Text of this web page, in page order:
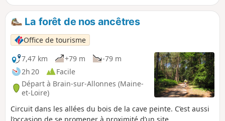
baïonnettes. Chemins de halage enherbés ou empierrés le
long du Thouet et du Canal de la Dive.
La forêt de nos ancêtres
Office de tourisme
7,47 km
+79 m
-79 m
2h 20
Facile
Départ à Brain-sur-Allonnes (Maine-
et-Loire)
Circuit dans les allées du bois de la cave peinte. C’est aussi